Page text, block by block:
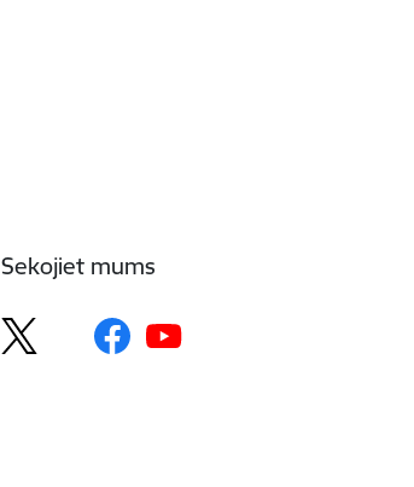
Sekojiet mums